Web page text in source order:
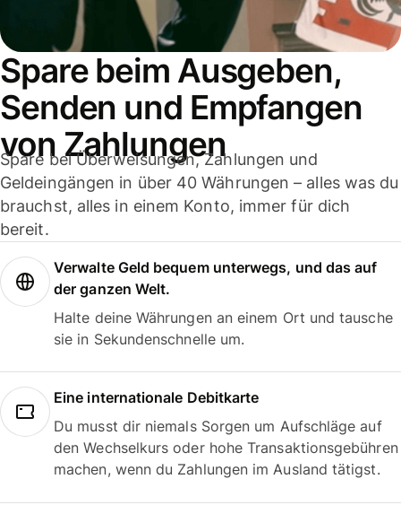
Spare beim Ausgeben,
Senden und Empfangen
von Zahlungen
Spare bei Überweisungen, Zahlungen und
Geldeingängen in über 40 Währungen – alles was du
brauchst, alles in einem Konto, immer für dich
bereit.
Verwalte Geld bequem unterwegs, und das auf
der ganzen Welt.
Halte deine Währungen an einem Ort und tausche
sie in Sekundenschnelle um.
Eine internationale Debitkarte
Du musst dir niemals Sorgen um Aufschläge auf
den Wechselkurs oder hohe Transaktionsgebühren
machen, wenn du Zahlungen im Ausland tätigst.